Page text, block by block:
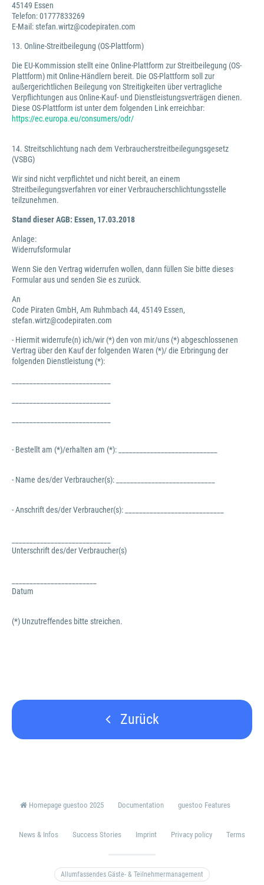
45149 Essen
Telefon: 01777833269
E-Mail: stefan.wirtz@codepiraten.com
13. Online-Streitbeilegung (OS-Plattform)
Die EU-Kommission stellt eine Online-Plattform zur Streitbeilegung (OS-
Plattform) mit Online-Händlern bereit. Die OS-Plattform soll zur
außergerichtlichen Beilegung von Streitigkeiten über vertragliche
Verpflichtungen aus Online-Kauf- und Dienstleistungsverträgen dienen.
Diese OS-Plattform ist unter dem folgenden Link erreichbar:
https://ec.europa.eu/consumers/odr/
14. Streitschlichtung nach dem Verbraucherstreitbeilegungsgesetz
(VSBG)
Wir sind nicht verpflichtet und nicht bereit, an einem
Streitbeilegungsverfahren vor einer Verbraucherschlichtungsstelle
teilzunehmen.
Stand dieser AGB: Essen, 17.03.2018
Anlage:
Widerrufsformular
Wenn Sie den Vertrag widerrufen wollen, dann füllen Sie bitte dieses
Formular aus und senden Sie es zurück.
An
Code Piraten GmbH, Am Ruhmbach 44, 45149 Essen,
stefan.wirtz@codepiraten.com
- Hiermit widerrufe(n) ich/wir (*) den von mir/uns (*) abgeschlossenen
Vertrag über den Kauf der folgenden Waren (*)/ die Erbringung der
folgenden Dienstleistung (*):
- Bestellt am (*)/erhalten am (*): ____________________________
- Name des/der Verbraucher(s): ____________________________
- Anschrift des/der Verbraucher(s): ____________________________
Unterschrift des/der Verbraucher(s)
Datum
(*) Unzutreffendes bitte streichen.
Zurück
Homepage guestoo 2025 Documentation guestoo Features
News & Infos Success Stories Imprint Privacy policy Terms
Allumfassendes Gäste- & Teilnehmermanagement